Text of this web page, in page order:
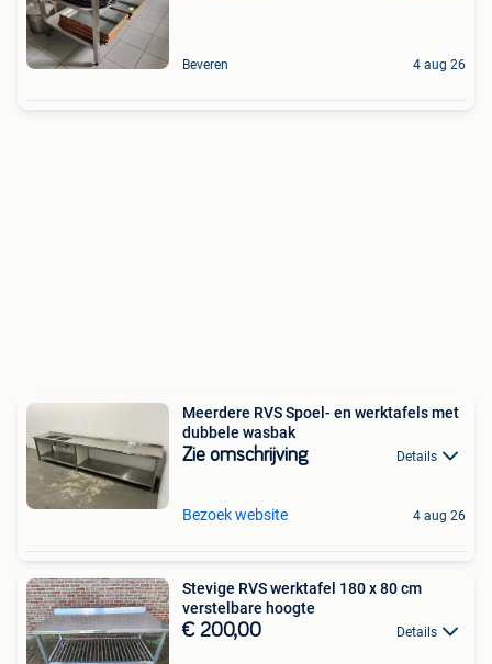
Beveren 4 aug 26
Meerdere RVS Spoel- en werktafels met
dubbele wasbak
Zie omschrijving Details
Bezoek website 4 aug 26
Stevige RVS werktafel 180 x 80 cm
verstelbare hoogte
€ 200,00 Details